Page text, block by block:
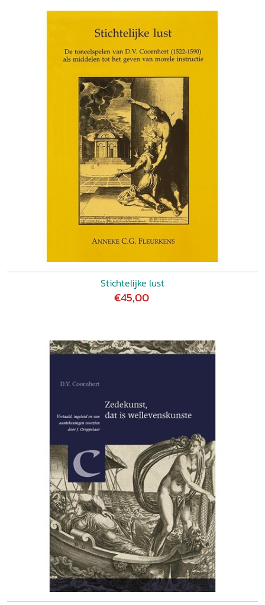
Stichtelijke lust
€45,00